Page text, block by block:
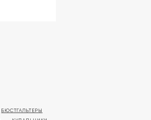
БЮСТГАЛЬТЕРЫ